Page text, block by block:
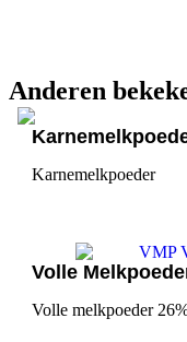
Anderen
Karnemelkpoeder
Volle
Volle melkpoeder